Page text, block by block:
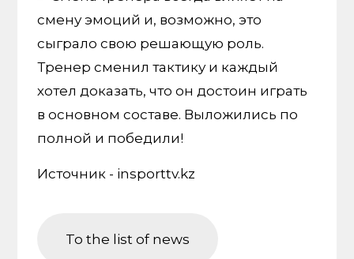
смену эмоций и, возможно, это
сыграло свою решающую роль.
Тренер сменил тактику и каждый
хотел доказать, что он достоин играть
в основном составе. Выложились по
полной и победили!
Источник - insporttv.kz
To the list of news